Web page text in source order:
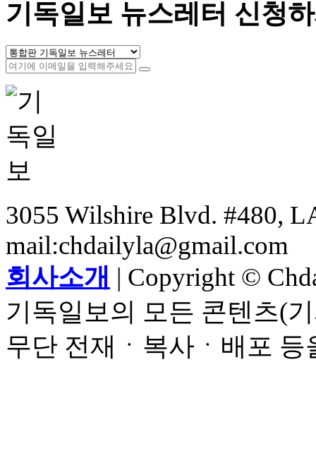
기독일보 뉴스레터 신청
3055 Wilshire Blvd. #480,
mail:chdailyla@gmail.com
회사소개 | Copyright ©
기독일보의 모든 콘텐츠(
무단 전재ㆍ복사ㆍ배포 등